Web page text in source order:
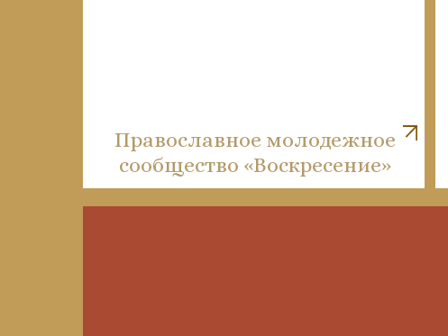
Православное молодежное
сообщество «Воскресение»